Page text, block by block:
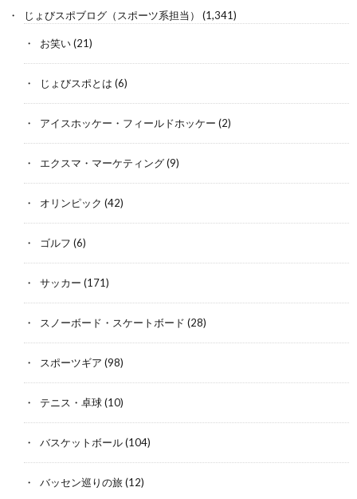
じょびスポブログ（スポーツ系担当） (1,341)
お笑い(21)
じょびスポとは (6)
アイスホッケー・フィールドホッケー (2)
エクスマ・マーケティング(9)
オリンピック (42)
ゴルフ (6)
サッカー (171)
スノーボード・スケートボード (28)
スポーツギア (98)
テニス・卓球(10)
バスケットボール(104)
バッセン巡りの旅(12)